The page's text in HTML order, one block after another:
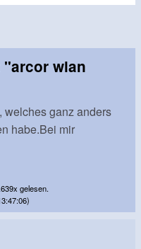
"arcor wlan
welches ganz anders
habe.Bei mir
gelesen.